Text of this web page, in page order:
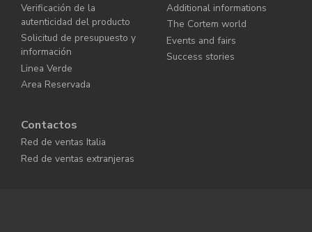
Verificación de la
autenticidad del producto
Solicitud de presupuesto y
información
Linea Verde
Area Reservada
Additional informations
The Cortem world
Events and fairs
Success stories
Contactos
Red de ventas Italia
Red de ventas extranjeras